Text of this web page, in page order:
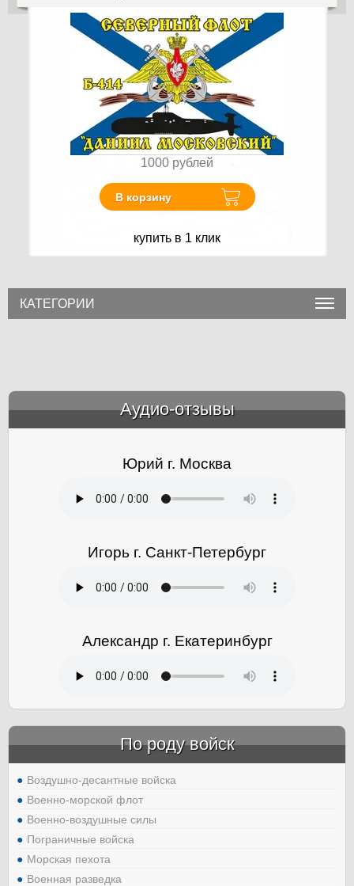
1000 рублей
В корзину
купить в 1 клик
КАТЕГОРИИ
Аудио-отзывы
Юрий г. Москва
Игорь г. Санкт-Петербург
Александр г. Екатеринбург
По роду войск
Воздушно-десантные войска
Военно-морской флот
Военно-воздушные силы
Пограничные войска
Морская пехота
Военная разведка